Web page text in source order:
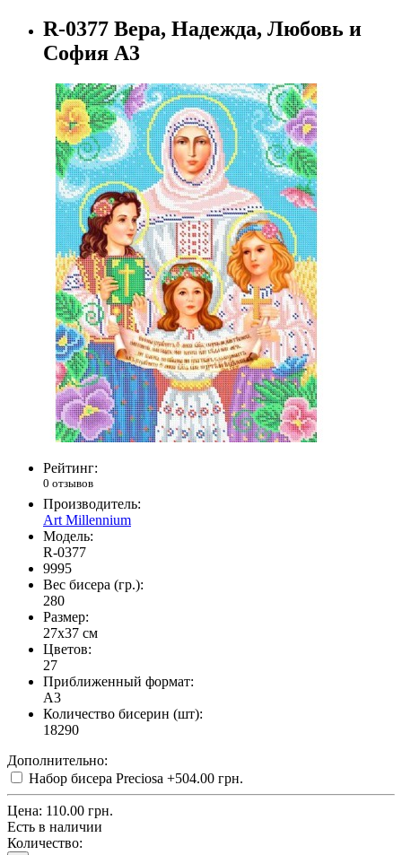
R-0377 Вера, Надежда, Любовь и
София А3
Рейтинг:
0 отзывов
Производитель:
Art Millennium
Модель:
R-0377
9995
Вес бисера (гр.):
280
Размер:
27x37 см
Цветов:
27
Приближенный формат:
A3
Количество бисерин (шт):
18290
Дополнительно:
Набор бисера Preciosa +504.00 грн.
Цена: 110.00 грн.
Есть в наличии
Количество: